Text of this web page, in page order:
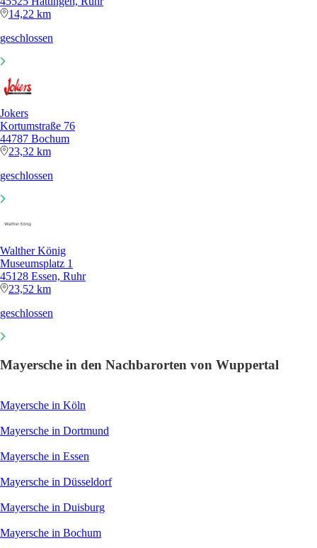
14,22 km
geschlossen
Jokers
Kortumstraße 76
44787 Bochum
23,32 km
geschlossen
Walther König
Museumsplatz 1
45128 Essen, Ruhr
23,52 km
geschlossen
Mayersche in den Nachbarorten von Wuppertal
Mayersche in Köln
Mayersche in Dortmund
Mayersche in Essen
Mayersche in Düsseldorf
Mayersche in Duisburg
Mayersche in Bochum